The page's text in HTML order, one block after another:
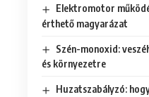
Elektromotor
érthető magyarázat
Szén-monoxid:
és környezetre
Huzatszabályzó: